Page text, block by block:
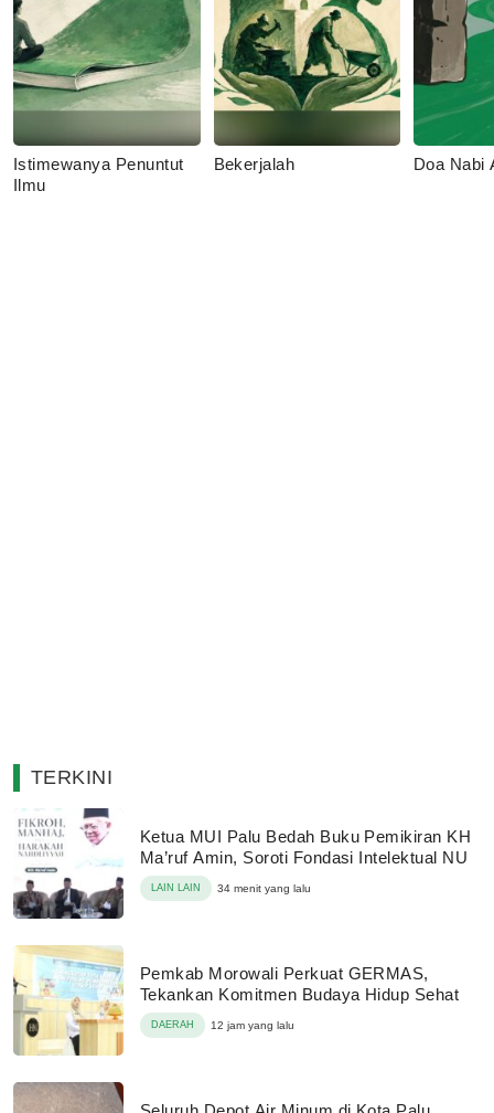
Istimewanya Penuntut
Ilmu
Bekerjalah Doa Nabi
TERKINI
Ketua MUI Palu Bedah Buku Pemikiran KH
Ma’ruf Amin, Soroti Fondasi Intelektual NU
LAIN LAIN 34 menit yang lalu
Pemkab Morowali Perkuat GERMAS,
Tekankan Komitmen Budaya Hidup Sehat
DAERAH 12 jam yang lalu